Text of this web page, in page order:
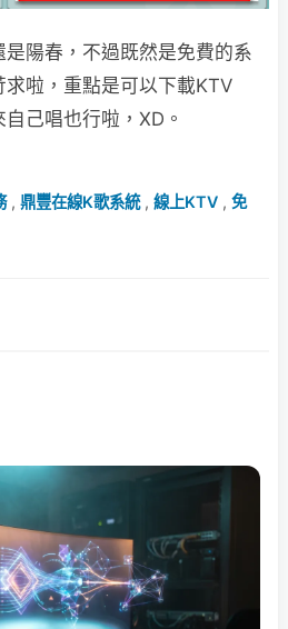
陽春，不過既然是免費的系
啦，重點是可以下載KTV
己唱也行啦，XD。
, 鼎豐在線K歌系統, 線上KTV , 免